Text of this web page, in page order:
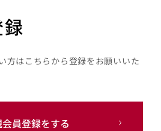
方はこちらから登録をお願いいた
員登録をする